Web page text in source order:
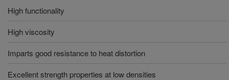
High functionality
High viscosity
Imparts good resistance to heat distortion
Excellent strength properties at low densities